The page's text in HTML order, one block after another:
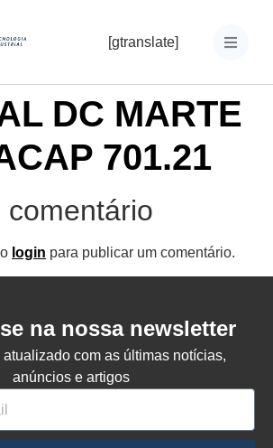
[gtranslate]
DC MARTE
701.21
comentário
login para publicar um comentário.
na nossa newsletter
atualizado com as últimas notícias,
anúncios e artigos